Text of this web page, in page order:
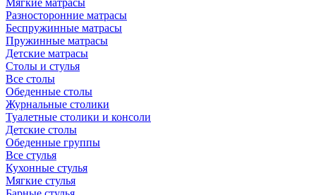
Мягкие матрасы
Разносторонние матрасы
Беспружинные матрасы
Пружинные матрасы
Детские матрасы
Столы и стулья
Все столы
Обеденные столы
Журнальные столики
Туалетные столики и консоли
Детские столы
Обеденные группы
Все стулья
Кухонные стулья
Мягкие стулья